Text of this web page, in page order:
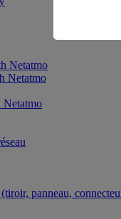
Netatmo
Netatmo
panneau,